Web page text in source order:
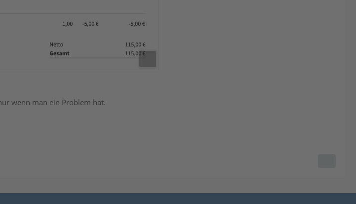
wenn man ein Problem hat.